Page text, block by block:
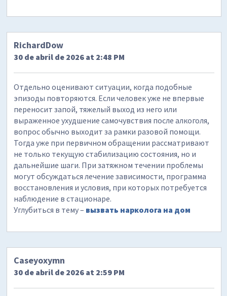
RichardDow
30 de abril de 2026 at 2:48 PM
Отдельно оценивают ситуации, когда подобные
эпизоды повторяются. Если человек уже не впервые
переносит запой, тяжелый выход из него или
выраженное ухудшение самочувствия после алкоголя,
вопрос обычно выходит за рамки разовой помощи.
Тогда уже при первичном обращении рассматривают
не только текущую стабилизацию состояния, но и
дальнейшие шаги. При затяжном течении проблемы
могут обсуждаться лечение зависимости, программа
восстановления и условия, при которых потребуется
наблюдение в стационаре.
Углубиться в тему – вызвать нарколога на дом
Caseyoxymn
30 de abril de 2026 at 2:59 PM